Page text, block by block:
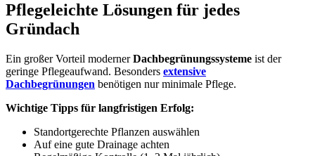
Pflegeleichte Lösungen für jedes
Gründach
Ein großer Vorteil modernerDachbegrünungssysteme ist der
geringe Pflegeaufwand. Besonders extensive
Dachbegrünungen benötigen nur minimale Pflege.
Wichtige Tipps für langfristigen Erfolg:
Standortgerechte Pflanzen auswählen
Auf eine gute Drainage achten